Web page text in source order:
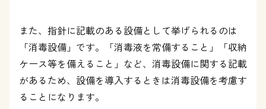
また、指針に記載のある設備として挙げられるのは
「消毒設備」です。「消毒液を常備すること」「収納
ケース等を備えること」など、消毒設備に関する記載
があるため、設備を導入するときは消毒設備を考慮す
ることになります。